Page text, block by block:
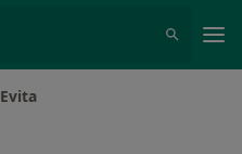
Evita